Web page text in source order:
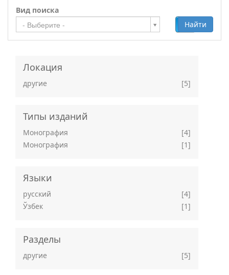
Вид поиска
- Выберите - Добавить
Найти
Локация
другие [5]
Типы изданий
Монография
[4]
Монография
[1]
Языки
русский
[4]
Ўзбек
[1]
Разделы
другие [5]